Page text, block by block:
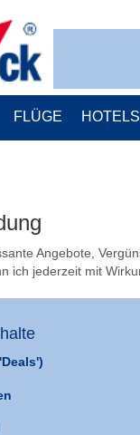
FLÜGE HOTELS
Angebote,
ich jederzeit mit